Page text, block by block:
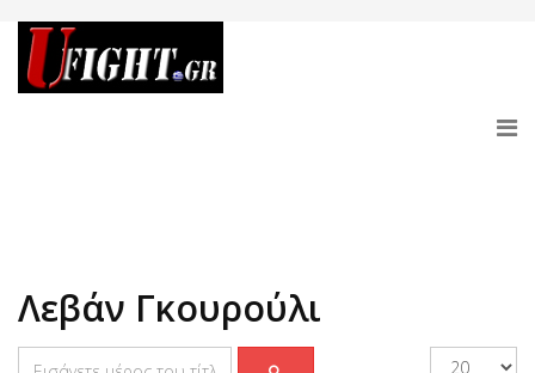
Λεβάν Γκουρούλι